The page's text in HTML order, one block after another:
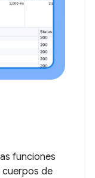
funciones
cuerpos de